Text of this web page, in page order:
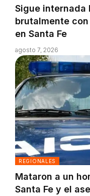
Sigue internada
brutalmente
en Santa Fe
agosto 7, 2026
REGIONALES
Mataron a un
Santa Fe y el